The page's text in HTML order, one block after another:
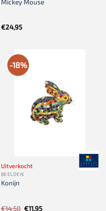
€24,95
-18%
Uitverkocht
BEELDEN
Konijn
€14,50 Oorspronkelijke
€11,95Huidige